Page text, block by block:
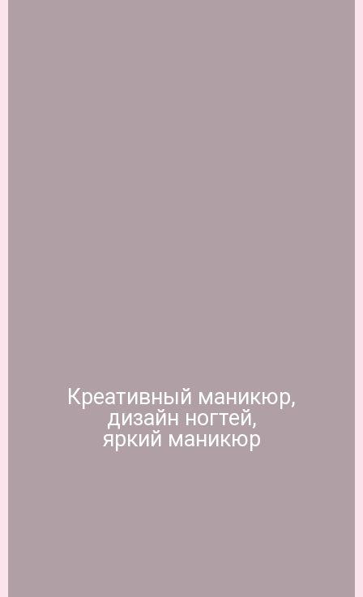
Креативный маникюр,
дизайн ногтей,
яркий маникюр